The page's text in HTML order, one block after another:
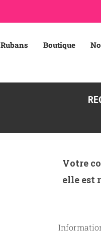
Rubans Boutique
Votre
elle est